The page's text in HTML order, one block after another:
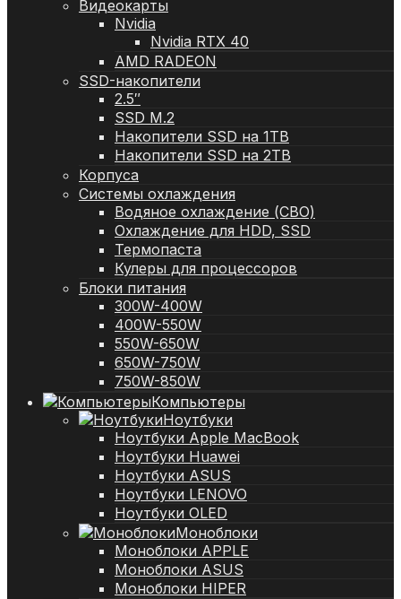
Видеокарты
Nvidia
Nvidia RTX 40
AMD RADEON
SSD-накопители
2.5″
SSD M.2
Накопители SSD на 1TB
Накопители SSD на 2TB
Корпуса
Системы охлаждения
Водяное охлаждение (СВО)
Охлаждение для HDD, SSD
Термопаста
Кулеры для процессоров
Блоки питания
300W-400W
400W-550W
550W-650W
650W-750W
750W-850W
Компьютеры
Ноутбуки
Ноутбуки Apple MacBook
Ноутбуки Huawei
Ноутбуки ASUS
Ноутбуки LENOVO
Ноутбуки OLED
Моноблоки
Моноблоки APPLE
Моноблоки ASUS
Моноблоки HIPER